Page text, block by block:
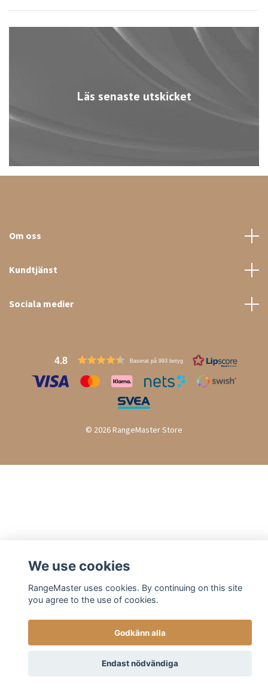
Läs senaste utskicket
Om oss
Kundtjänst
Sociala medier
© 2026 RangeMaster Store
4.8 Baserat på 993 betyg
We use cookies
RangeMaster uses cookies. By continuing on this site
you agree to the use of cookies.
Godkänn alla
Endast nödvändiga